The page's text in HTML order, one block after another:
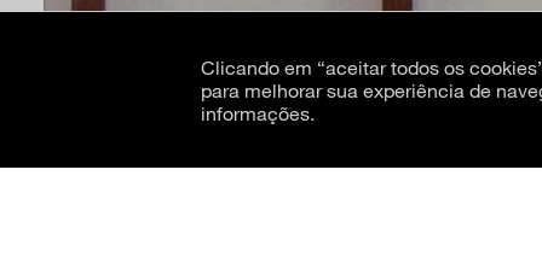
CNPJ: 62.520.218/0001-24Razão social: Museu de Arte Moderna de São Paulo
Clicando em “aceitar todos os
para melhorar sua experiência de
informações.